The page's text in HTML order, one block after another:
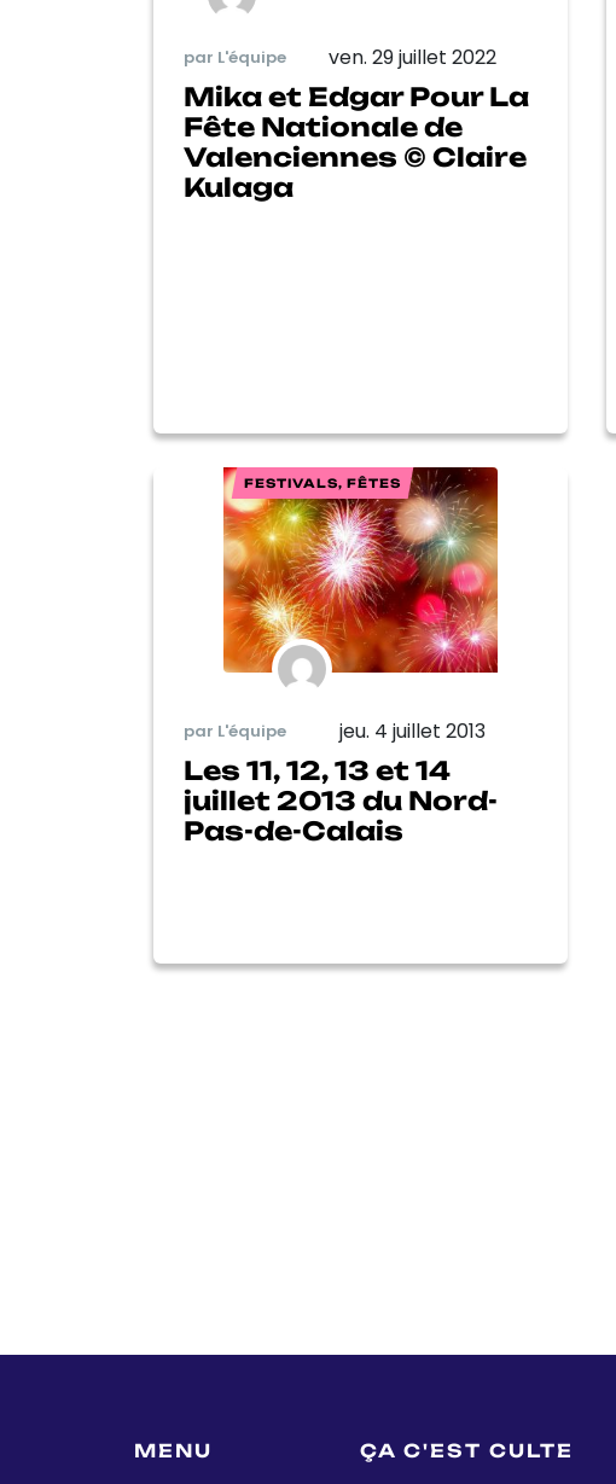
par L'équipe ven. 29 juillet 2022
Mika et Edgar Pour La
Fête Nationale de
Valenciennes © Claire
Kulaga
FESTIVALS, FÊTES
par L'équipe jeu. 4 juillet 2013
Les 11, 12, 13 et 14
juillet 2013 du Nord-
Pas-de-Calais
MENU ÇA C'EST CULTE